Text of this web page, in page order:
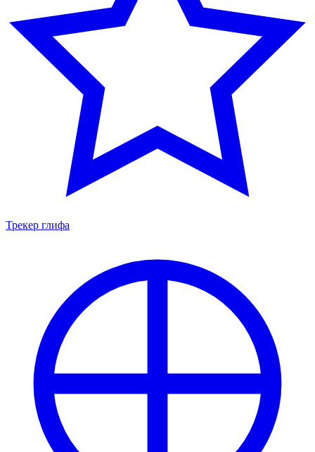
Трекер глифа